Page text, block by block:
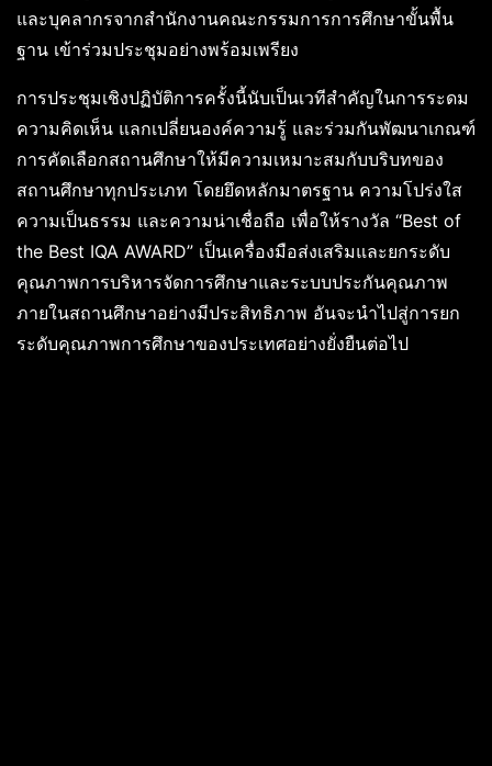
และบุคลากรจากสำนักงานคณะกรรมการการศึกษาขั้นพื้น
ฐาน เข้าร่วมประชุมอย่างพร้อมเพรียง
การประชุมเชิงปฏิบัติการครั้งนี้นับเป็นเวทีสำคัญในการระดม
ความคิดเห็น แลกเปลี่ยนองค์ความรู้ และร่วมกันพัฒนาเกณฑ์
การคัดเลือกสถานศึกษาให้มีความเหมาะสมกับบริบทของ
สถานศึกษาทุกประเภท โดยยึดหลักมาตรฐาน ความโปร่งใส
ความเป็นธรรม และความน่าเชื่อถือ เพื่อให้รางวัล “Best of
the Best IQA AWARD” เป็นเครื่องมือส่งเสริมและยกระดับ
คุณภาพการบริหารจัดการศึกษาและระบบประกันคุณภาพ
ภายในสถานศึกษาอย่างมีประสิทธิภาพ อันจะนำไปสู่การยก
ระดับคุณภาพการศึกษาของประเทศอย่างยั่งยืนต่อไป